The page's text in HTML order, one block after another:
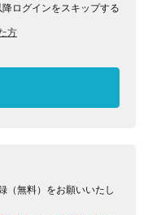
降ログインをスキップする
方
（無料）をお願いいたし